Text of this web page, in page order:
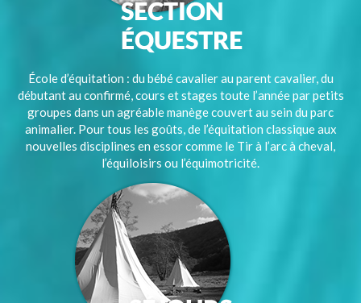
École d’équitation : du bébé cavalier au parent cavalier, du
débutant au confirmé, cours et stages toute l’année par petits
groupes dans un agréable manège couvert au sein du parc
animalier. Pour tous les goûts, de l’équitation classique aux
nouvelles disciplines en essor comme le Tir à l’arc à cheval,
l’équiloisirs ou l’équimotricité.